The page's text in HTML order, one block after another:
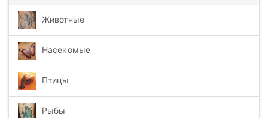
Животные
Насекомые
Птицы
Рыбы